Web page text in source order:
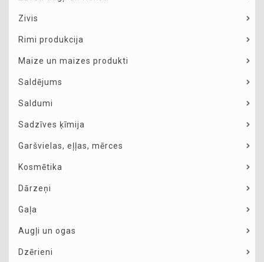
Zivis
Rimi produkcija
Maize un maizes produkti
Saldējums
Saldumi
Sadzīves ķīmija
Garšvielas, eļļas, mērces
Kosmētika
Dārzeņi
Gaļa
Augļi un ogas
Dzērieni